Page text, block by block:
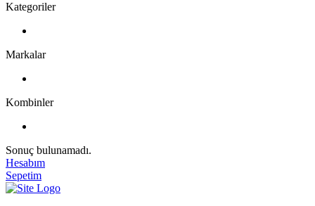
Kategoriler
Markalar
Kombinler
Sonuç bulunamadı.
Hesabım
Sepetim